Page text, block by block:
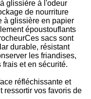
glissière à l'odeur
de nourriture
à glissière en papier
époustouflants
sacs sont
durable, résistant
les friandises,
frais et en sécurité.
réfléchissante et
ressortir vos favoris de